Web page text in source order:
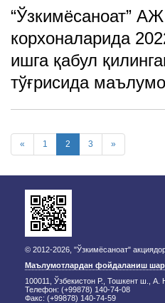
“Ўзкимёсаноат”
корхоналарида
ишга қабул
тўғрисида
« 1 2 3 »
© 2012-2026, "Ўзкимёсаноат"
Маълумотлардан фойдаланиш
100011, Ўзбекистон Р., Тошкент ш., А.
Телефон: (+99878) 140-74-08
Факс: (+99878) 140-74-59